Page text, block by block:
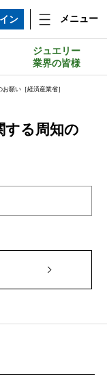
ン メニュー
ジュエリー
業界の皆様
願い［経済産業省］
する周知の